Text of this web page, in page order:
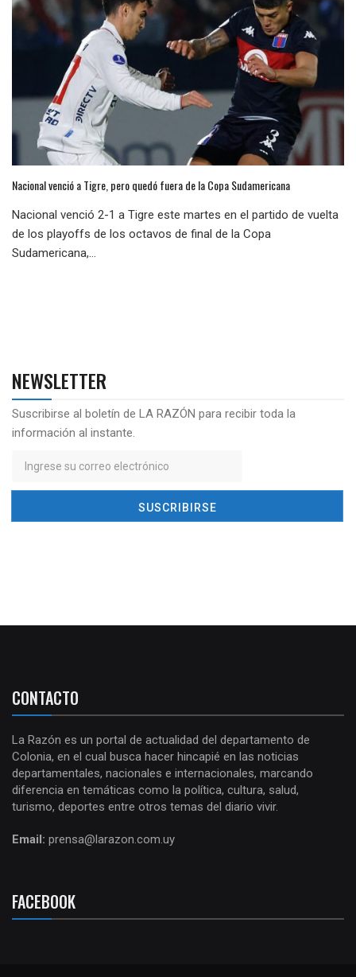
Nacional venció a Tigre, pero quedó fuera de la Copa Sudamericana
Nacional venció 2-1 a Tigre este martes en el partido de vuelta
de los playoffs de los octavos de final de la Copa
Sudamericana,...
NEWSLETTER
Suscribirse al boletín de LA RAZÓN para recibir toda la
información al instante.
CONTACTO
La Razón es un portal de actualidad del departamento de
Colonia, en el cual busca hacer hincapié en las noticias
departamentales, nacionales e internacionales, marcando
diferencia en temáticas como la política, cultura, salud,
turismo, deportes entre otros temas del diario vivir.
Email: prensa@larazon.com.uy
FACEBOOK